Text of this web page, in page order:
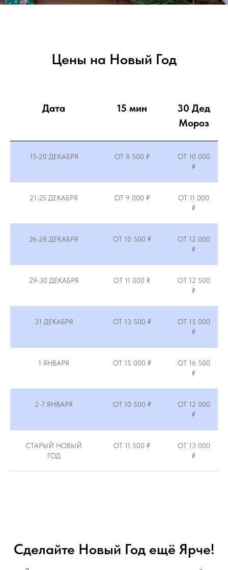
Цены на Новый Год
Дата 15 мин
30 Дед
Мороз
15-20 ДЕКАБРЯ ОТ 8 500 ₽
ОТ 10 000
₽
21-25 ДЕКАБРЯ ОТ 9 000 ₽
ОТ 11 000
₽
26-28 ДЕКАБРЯ ОТ 10 500 ₽
ОТ 12 000
₽
29-30 ДЕКАБРЯ ОТ 11 000 ₽
ОТ 12 500
₽
31 ДЕКАБРЯ ОТ 13 500 ₽
ОТ 15 000
₽
1 ЯНВАРЯ ОТ 15 000 ₽
ОТ 16 500
₽
2-7 ЯНВАРЯ ОТ 10 500 ₽
ОТ 12 000
₽
СТАРЫЙ НОВЫЙ
ГОД
ОТ 11 500 ₽
ОТ 13 000
₽
Сделайте Новый Год ещё Ярче!